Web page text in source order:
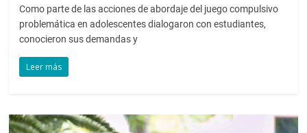
Como parte de las acciones de abordaje del juego compulsivo
problemática en adolescentes dialogaron con estudiantes,
conocieron sus demandas y
Leer más